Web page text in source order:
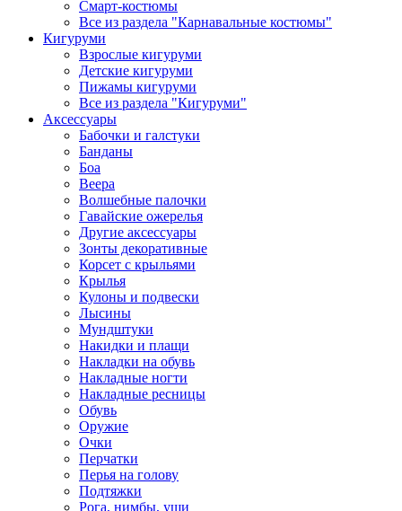
Смарт-костюмы
Все из раздела "Карнавальные костюмы"
Кигуруми
Взрослые кигуруми
Детские кигуруми
Пижамы кигуруми
Все из раздела "Кигуруми"
Аксессуары
Бабочки и галстуки
Банданы
Боа
Веера
Волшебные палочки
Гавайские ожерелья
Другие аксессуары
Зонты декоративные
Корсет с крыльями
Крылья
Кулоны и подвески
Лысины
Мундштуки
Накидки и плащи
Накладки на обувь
Накладные ногти
Накладные ресницы
Обувь
Оружие
Очки
Перчатки
Перья на голову
Подтяжки
Рога, нимбы, уши